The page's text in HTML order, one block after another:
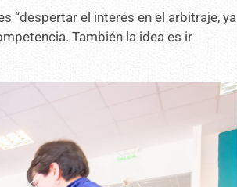
“despertar el interés en el arbitraje, ya
También la idea es ir